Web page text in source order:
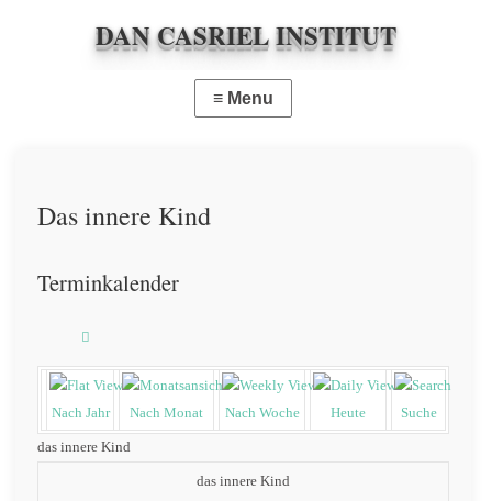
DAN CASRIEL INSTITUT
Das innere Kind
Terminkalender
Nach Jahr Nach Monat Nach Woche Heute Suche
das innere Kind
das innere Kind